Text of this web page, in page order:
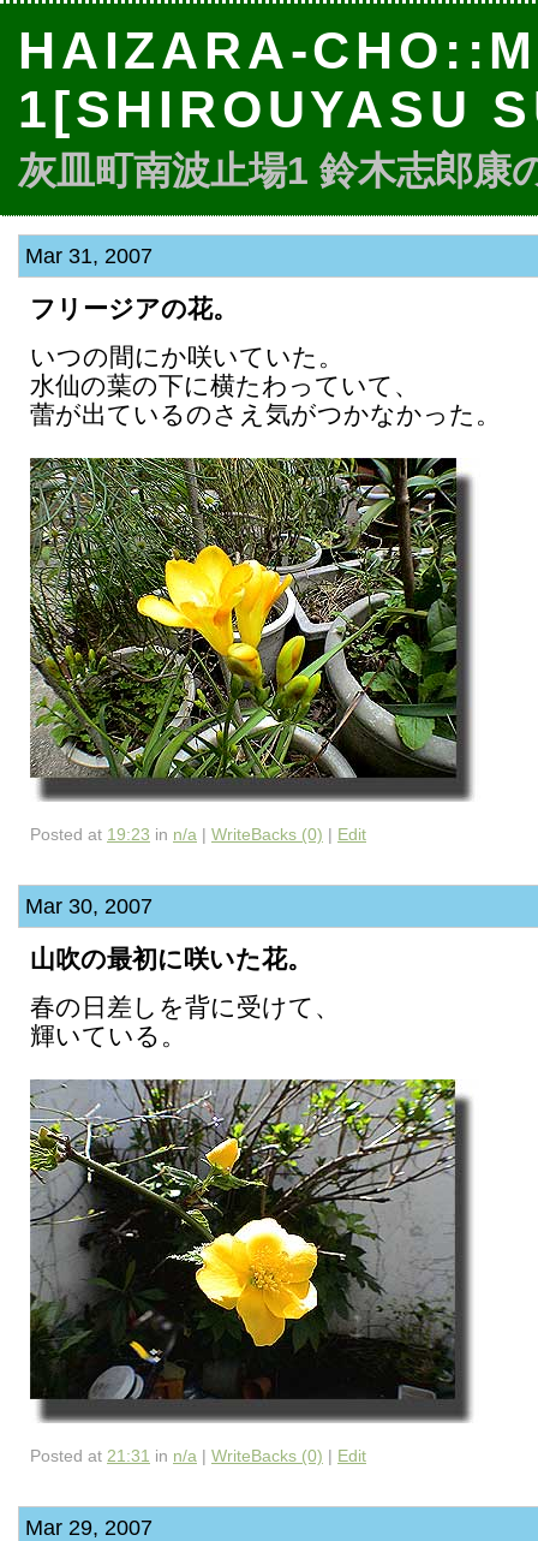
HAIZARA-
1[SHIROUYASU
灰皿町南波止場1 鈴木志郎
Mar 31, 2007
フリージアの花。
いつの間にか咲いていた。
水仙の葉の下に横たわっていて、
蕾が出ているのさえ気がつかなかった。
Posted at 19:23 in n/a | WriteBacks (0) | Edit
Mar 30, 2007
山吹の最初に咲いた花。
春の日差しを背に受けて、
輝いている。
Posted at 21:31 in n/a | WriteBacks (0) | Edit
Mar 29, 2007